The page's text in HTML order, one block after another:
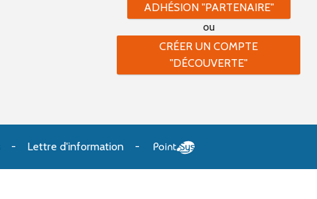
ADHÉSION "PARTENAIRE"
ou
CRÉER UN COMPTE
"DÉCOUVERTE"
Lettre d'information